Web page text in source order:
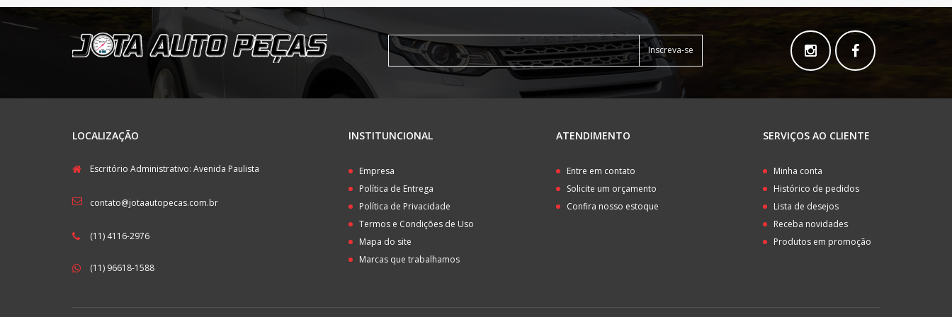
Inscreva-se
LOCALIZAÇÃO
Escritório Administrativo: Avenida Paulista
contato@jotaautopecas.com.br
(11) 4116-2976
(11) 96618-1588
INSTITUNCIONAL
Empresa
Política de Entrega
Política de Privacidade
Termos e Condições de Uso
Mapa do site
Marcas que trabalhamos
ATENDIMENTO
Entre em contato
Solicite um orçamento
Confira nosso estoque
SERVIÇOS AO CLIENTE
Minha conta
Histórico de pedidos
Lista de desejos
Receba novidades
Produtos em promoção